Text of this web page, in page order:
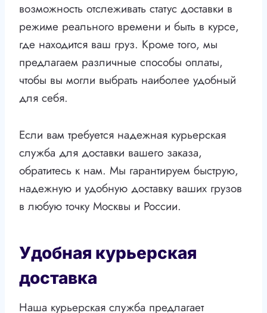
возможность отслеживать статус доставки в
режиме реального времени и быть в курсе,
где находится ваш груз. Кроме того, мы
предлагаем различные способы оплаты,
чтобы вы могли выбрать наиболее удобный
для себя.
Если вам требуется надежная курьерская
служба для доставки вашего заказа,
обратитесь к нам. Мы гарантируем быструю,
надежную и удобную доставку ваших грузов
в любую точку Москвы и России.
Удобная курьерская
доставка
Наша курьерская служба предлагает